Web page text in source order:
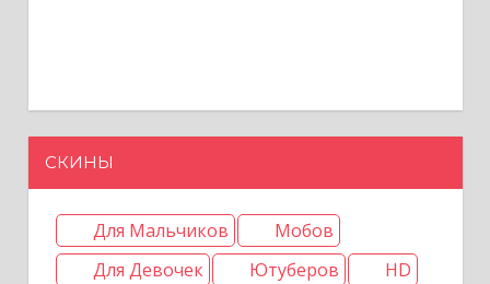
СКИНЫ
Для Мальчиков
Мобов
Для Девочек
Ютуберов
HD